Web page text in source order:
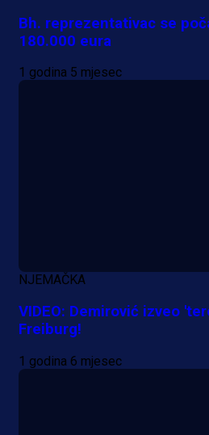
Bh. reprezentativac se
180.000 eura
1 godina 5 mjesec
NJEMAČKA
VIDEO: Demirović izveo
Freiburg!
1 godina 6 mjesec